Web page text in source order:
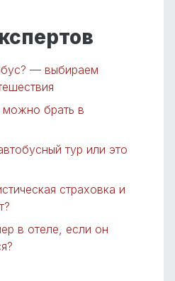
— выбираем
можно брать в
тур или это
страховка и
в отеле, если он